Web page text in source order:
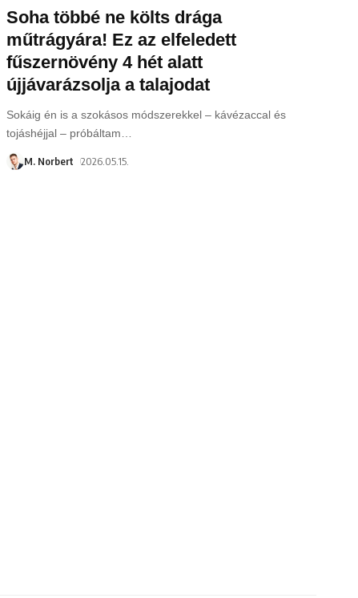
Soha többé ne költs drága
műtrágyára! Ez az elfeledett
fűszernövény 4 hét alatt
újjávarázsolja a talajodat
Sokáig én is a szokásos módszerekkel – kávézaccal és
tojáshéjjal – próbáltam
M. Norbert 2026.05.15.